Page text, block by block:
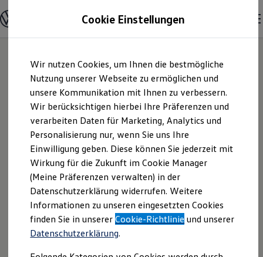
Hauptinhalt
springen
Footer
springen
Modelle und Konfigurator
Konfigurator
Modelle vergleichen
Elektroautos
ENERGY Sondermodelle
Nutzfahrzeuge
SUV und CUV
Familienautos
Kombis
Kompaktwagen
Sportwagen
Schnell verfügbare Fahrzeuge
Angebote und Produkte
Aktuelle Angebote
E-Auto-Förderung
Volkswagen Marktplatz
Die ENERGY Sondermodelle
Junge Gebrauchtwagen und Gebrauchtwagen
Volkswagen Zertifizierte Gebrauchtwagen
Elektromobilität bei Gebrauchtwagen
Auto König GmbH &
Co. KG | Impressum
& Rechtliches
Hier finden Sie Informationen über uns
(Auto König GmbH & Co. KG) als
verantwortlichen Anbieter von Inhalten
und Angeboten, die auf dieser Website
speziell aufgeführt sind.
Cookie Einstellungen
Wir nutzen Cookies, um Ihnen die bestmögliche
Nutzung unserer Webseite zu ermöglichen und
unsere Kommunikation mit Ihnen zu verbessern.
Wir berücksichtigen hierbei Ihre Präferenzen und
verarbeiten Daten für Marketing, Analytics und
Personalisierung nur, wenn Sie uns Ihre
Einwilligung geben. Diese können Sie jederzeit mit
Wirkung für die Zukunft im Cookie Manager
(Meine Präferenzen verwalten) in der
Datenschutzerklärung widerrufen. Weitere
Informationen zu unseren eingesetzten Cookies
finden Sie in unsererCookie-Richtlinie und unserer
Datenschutzerklärung.